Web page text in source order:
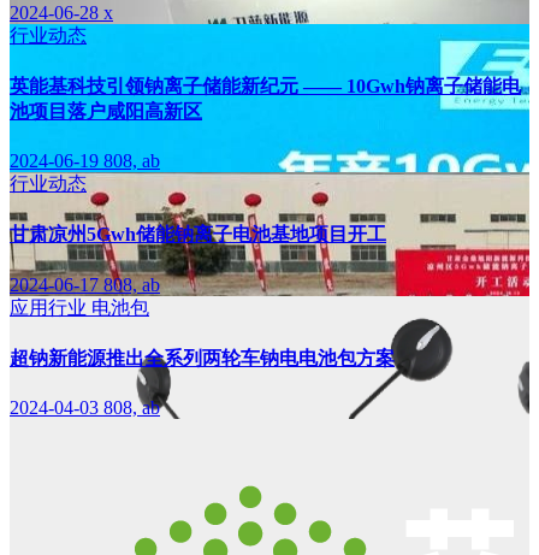
2024-06-28 x
行业动态
英能基科技引领钠离子储能新纪元 —— 10Gwh钠离子储能电
池项目落户咸阳高新区
2024-06-19 808, ab
行业动态
甘肃凉州5Gwh储能钠离子电池基地项目开工
2024-06-17 808, ab
应用行业 电池包
超钠新能源推出全系列两轮车钠电电池包方案
2024-04-03 808, ab